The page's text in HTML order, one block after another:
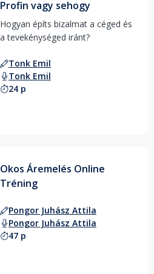
Profin vagy sehogy
Hogyan építs bizalmat a céged és
Tonk Emil
Tonk Emil
24 p
Okos Áremelés Online
Tréning
Pongor Juhász Attila
Pongor Juhász Attila
47 p